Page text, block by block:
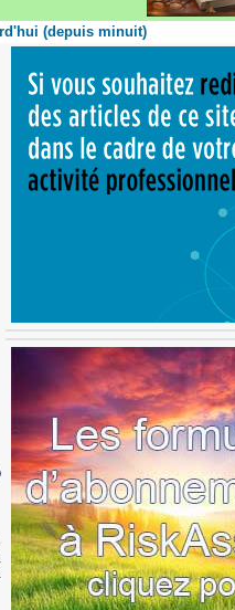
(depuis minuit)